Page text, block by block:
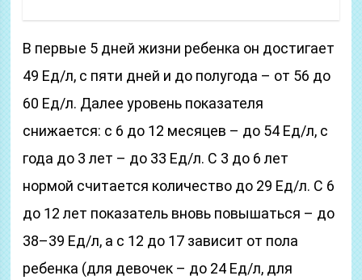
В первые 5 дней жизни ребенка он достигает
49 Ед/л, с пяти дней и до полугода – от 56 до
60 Ед/л. Далее уровень показателя
снижается: с 6 до 12 месяцев – до 54 Ед/л, с
года до 3 лет – до 33 Ед/л. С 3 до 6 лет
нормой считается количество до 29 Ед/л. С 6
до 12 лет показатель вновь повышаться – до
38–39 Ед/л, а с 12 до 17 зависит от пола
ребенка (для девочек – до 24 Ед/л, для